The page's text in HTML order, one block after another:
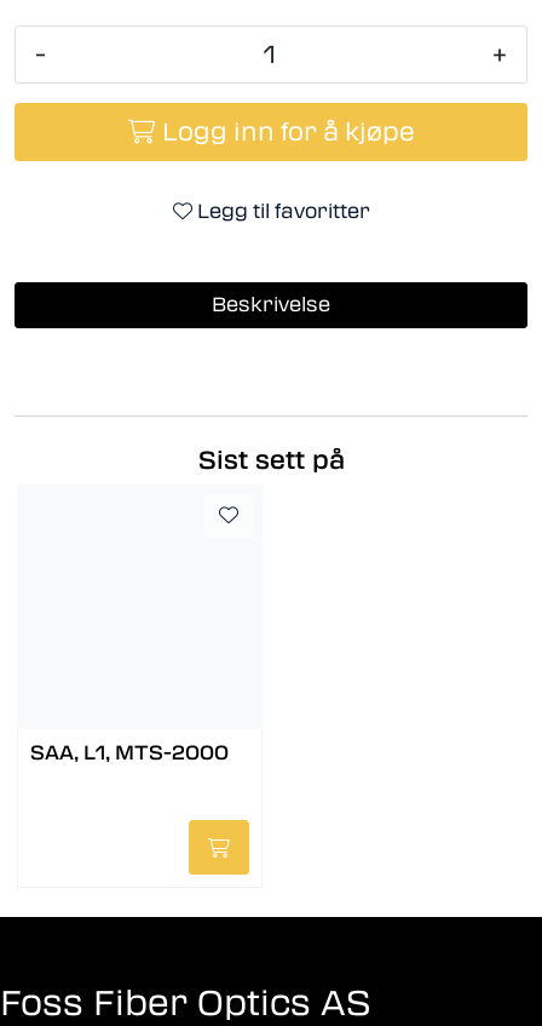
- +
Logg inn for å kjøpe
Legg til favoritter
Beskrivelse
Sist sett på
SAA, L1, MTS-2000
Foss Fiber Optics AS